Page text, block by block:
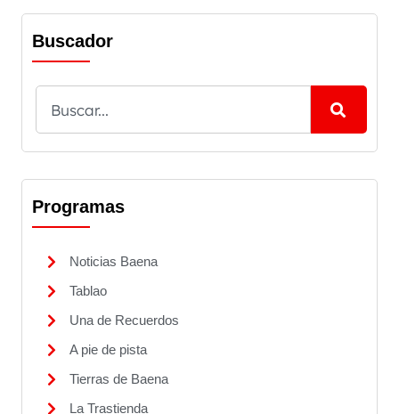
Buscador
Programas
Noticias Baena
Tablao
Una de Recuerdos
A pie de pista
Tierras de Baena
La Trastienda